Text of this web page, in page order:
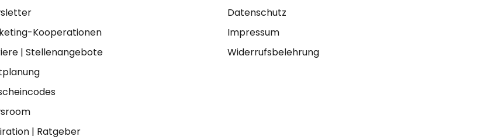
Kooperationen
| Stellenangebote
| Ratgeber
Datenschutz
Impressum
Widerrufsbelehrung